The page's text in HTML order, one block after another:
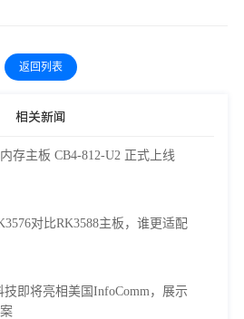
返回列表
相关新闻
存主板 CB4-812-U2 正式上线
对比RK3588主板，谁更适配
技即将亮相美国InfoComm，展示